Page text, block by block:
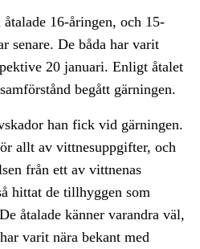
åtalade 16-åringen, och 15-
senare. De båda har varit
20 januari. Enligt åtalet
begått gärningen.
han fick vid gärningen.
allt av vittnesuppgifter, och
från ett av vittnenas
hittat de tillhyggen som
åtalade känner varandra väl,
varit nära bekant med